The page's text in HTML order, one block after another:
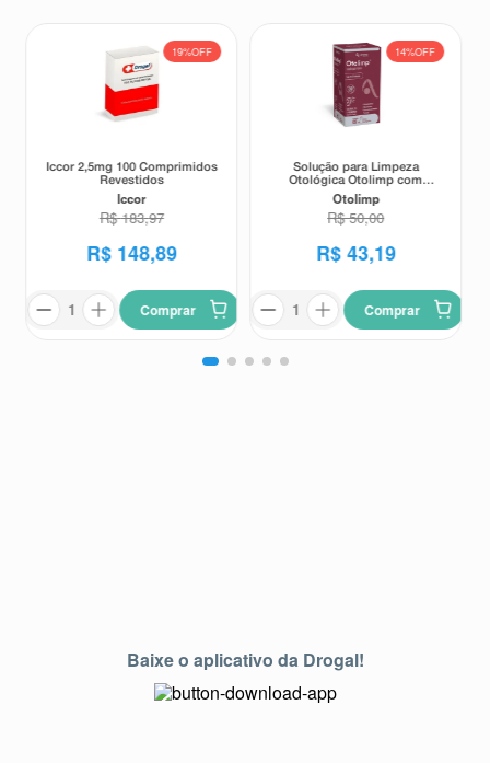
19%OFF
Iccor 2,5mg 100 Comprimidos
Revestidos
Iccor
R$ 183,97
R$ 148,89
Comprar
14%OFF
Solução para Limpeza
Otológica Otolimp com
Gotejador 2ml
Otolimp
R$ 50,00
R$ 43,19
Comprar
Baixe o aplicativo da Drogal!